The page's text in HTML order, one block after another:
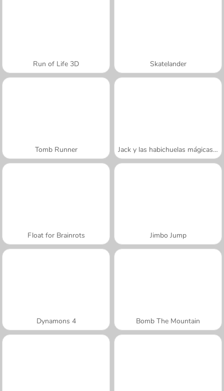
Run of Life 3D Skatelander
Tomb Runner Jack y las habichuelas mágicas: oro
Float for Brainrots Jimbo Jump
Dynamons 4 Bomb The Mountain